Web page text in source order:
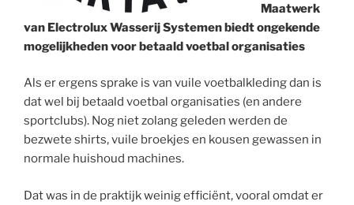
Maatwerk
van Electrolux Wasserij Systemen biedt ongekende
mogelijkheden voor betaald voetbal organisaties
Als er ergens sprake is van vuile voetbalkleding dan is
dat wel bij betaald voetbal organisaties (en andere
sportclubs). Nog niet zolang geleden werden de
bezwete shirts, vuile broekjes en kousen gewassen in
normale huishoud machines.
Dat was in de praktijk weinig efficiënt, vooral omdat er